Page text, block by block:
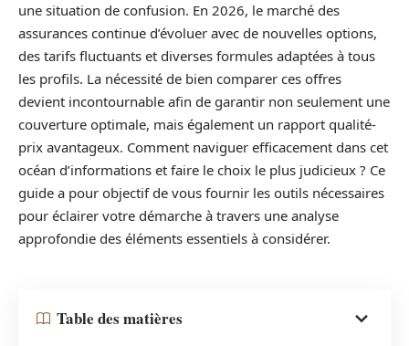
une situation de confusion. En 2026, le marché des
assurances continue d’évoluer avec de nouvelles options,
des tarifs fluctuants et diverses formules adaptées à tous
les profils. La nécessité de bien comparer ces offres
devient incontournable afin de garantir non seulement une
couverture optimale, mais également un rapport qualité-
prix avantageux. Comment naviguer efficacement dans cet
océan d’informations et faire le choix le plus judicieux ? Ce
guide a pour objectif de vous fournir les outils nécessaires
pour éclairer votre démarche à travers une analyse
approfondie des éléments essentiels à considérer.
Table des matières